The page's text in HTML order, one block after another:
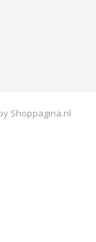
Shoppagina.nl